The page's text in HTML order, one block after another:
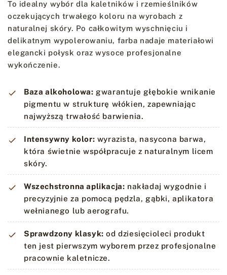
To idealny wybór dla kaletników i rzemieślników
oczekujących trwałego koloru na wyrobach z
naturalnej skóry. Po całkowitym wyschnięciu i
delikatnym wypolerowaniu, farba nadaje materiałowi
elegancki połysk oraz wysoce profesjonalne
wykończenie.
Baza alkoholowa: gwarantuje głębokie wnikanie
pigmentu w strukturę włókien, zapewniając
najwyższą trwałość barwienia.
Intensywny kolor: wyrazista, nasycona barwa,
która świetnie współpracuje z naturalnym licem
skóry.
Wszechstronna aplikacja: nakładaj wygodnie i
precyzyjnie za pomocą pędzla, gąbki, aplikatora
wełnianego lub aerografu.
Sprawdzony klasyk: od dziesięcioleci produkt
ten jest pierwszym wyborem przez profesjonalne
pracownie kaletnicze.